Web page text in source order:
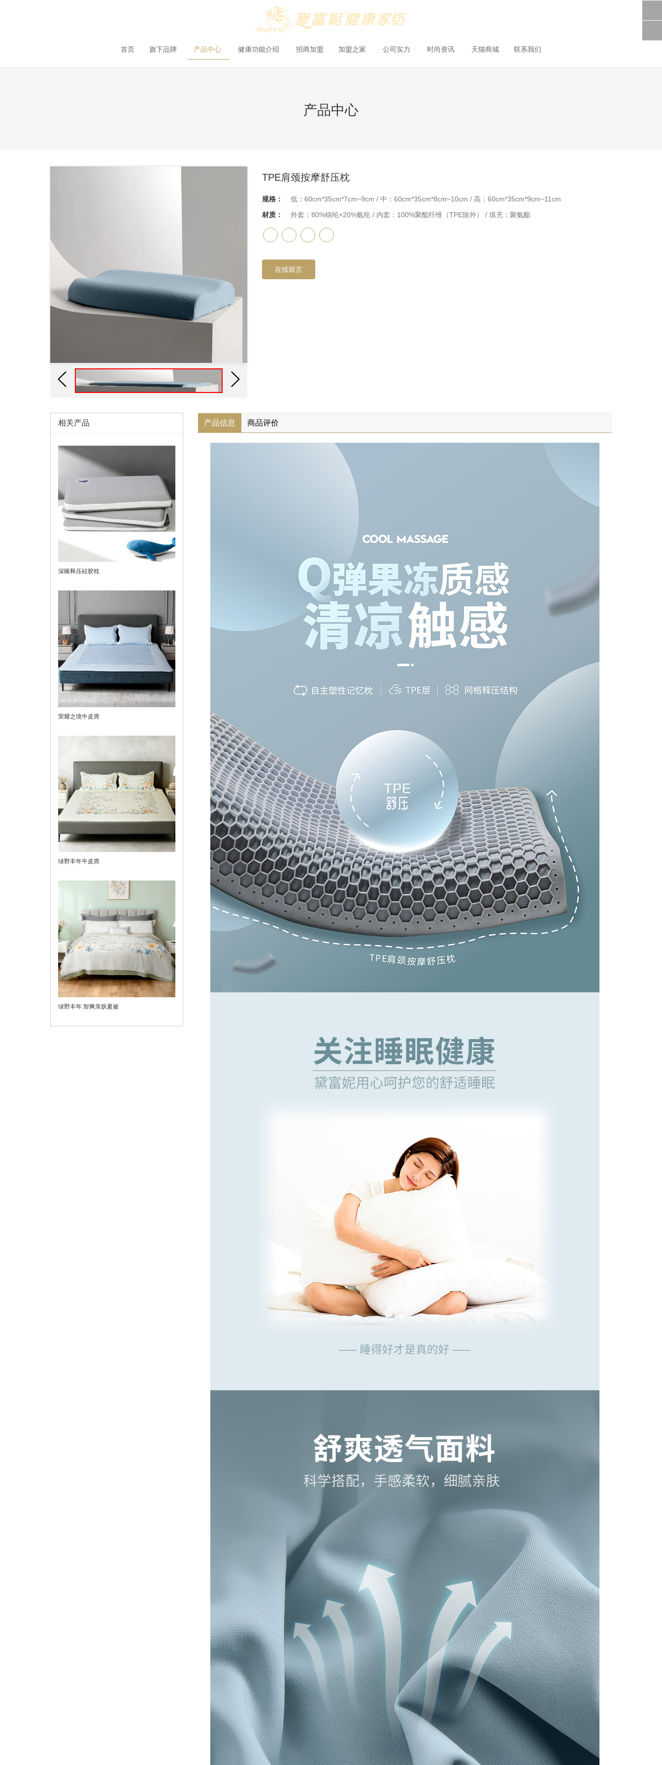
首页 旗下品牌 产品中心 健康功能介绍 招商加盟 加盟之家 公司实力 时尚资讯 天猫商城 联系我们
产品中心
TPE肩颈按摩舒压枕
规格：
低：60cm*35cm*7cm~9cm / 中：60cm*35cm*8cm~10cm / 高：60cm*35cm*9cm~11cm
材质：
外套：80%锦纶+20%氨纶 / 内套：100%聚酯纤维（TPE除外） / 填充：聚氨酯
在线留言
相关产品
深睡释压硅胶枕
荣耀之境牛皮席
绿野丰年牛皮席
绿野丰年.智爽亲肤夏被
产品信息 商品评价